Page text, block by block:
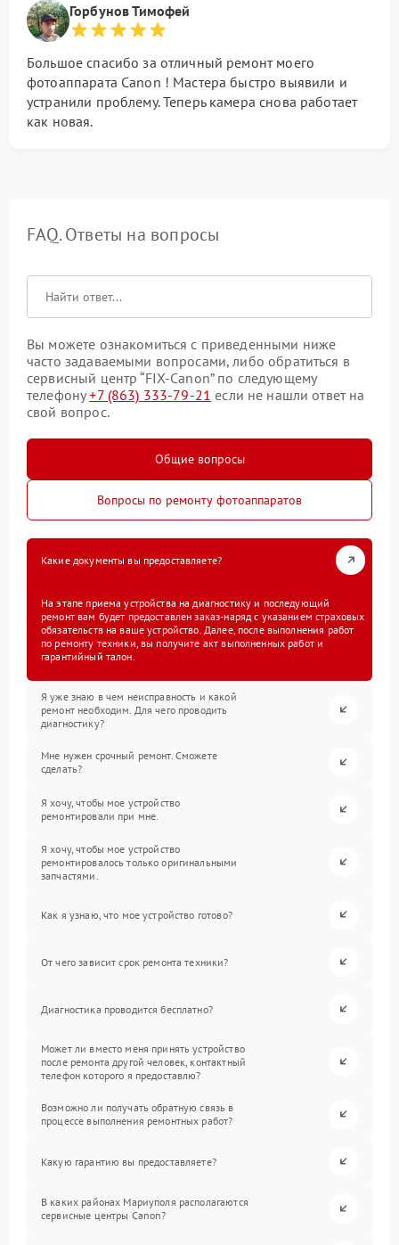
Горбунов Тимофей
Большое спасибо за отличный ремонт моего
фотоаппарата Canon ! Мастера быстро выявили и
устранили проблему. Теперь камера снова работает
как новая.
FAQ. Ответы на вопросы
Вы можете ознакомиться с приведенными ниже
часто задаваемыми вопросами, либо обратиться в
сервисный центр “FIX-Canon” по следующему
телефону+7 (863) 333-79-21 если не нашли ответ на
свой вопрос.
Общие вопросы
Вопросы по ремонту фотоаппаратов
Какие документы вы предоставляете?
На этапе приема устройства на диагностику и последующий
ремонт вам будет предоставлен заказ-наряд с указанием страховых
обязательств на ваше устройство. Далее, после выполнения работ
по ремонту техники, вы получите акт выполненных работ и
гарантийный талон.
Я уже знаю в чем неисправность и какой
ремонт необходим. Для чего проводить
диагностику?
Мне нужен срочный ремонт. Сможете
сделать?
Я хочу, чтобы мое устройство
ремонтировали при мне.
Я хочу, чтобы мое устройство
ремонтировалось только оригинальными
запчастями.
Как я узнаю, что мое устройство готово?
От чего зависит срок ремонта техники?
Диагностика проводится бесплатно?
Может ли вместо меня принять устройство
после ремонта другой человек, контактный
телефон которого я предоставлю?
Возможно ли получать обратную связь в
процессе выполнения ремонтных работ?
Какую гарантию вы предоставляете?
В каких районах Мариуполя располагаются
сервисные центры Canon?